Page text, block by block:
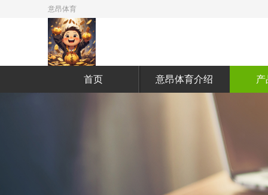
意昂体育
首页 意昂体育介绍 产